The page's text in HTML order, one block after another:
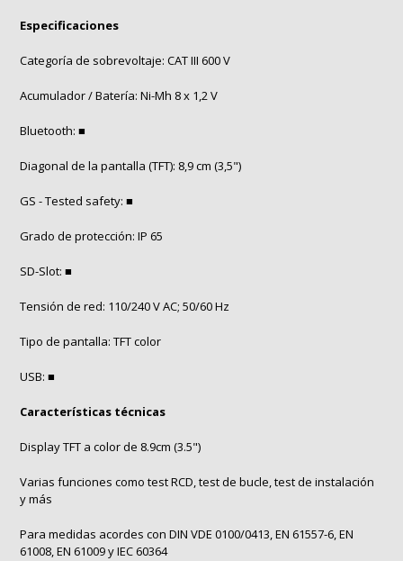
Especificaciones
Categoría de sobrevoltaje: CAT III 600 V
Acumulador / Batería: Ni-Mh 8 x 1,2 V
Bluetooth: ■
Diagonal de la pantalla (TFT): 8,9 cm (3,5")
GS - Tested safety: ■
Grado de protección: IP 65
SD-Slot: ■
Tensión de red: 110/240 V AC; 50/60 Hz
Tipo de pantalla: TFT color
USB: ■
Características técnicas
Display TFT a color de 8.9cm (3.5")
Varias funciones como test RCD, test de bucle, test de instalación
y más
Para medidas acordes con DIN VDE 0100/0413, EN 61557-6, EN
61008, EN 61009 y IEC 60364